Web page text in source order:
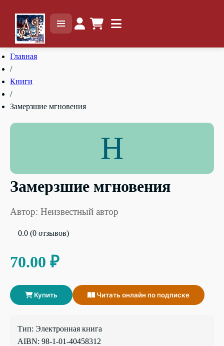
Главная
/
Книги
/
Замерзшие мгновения
Н
Замерзшие мгновения
Автор: Неизвестный автор
0.0 (0 отзывов)
70.00 ₽
Купить Читать онлайн по подписке
Тип: Электронная книга
AIBN: 98-1-01-40458312